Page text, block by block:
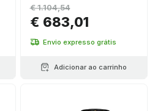
€ 683,01
€ 1.104,54
Envio expresso grátis
Adicionar ao carrinho